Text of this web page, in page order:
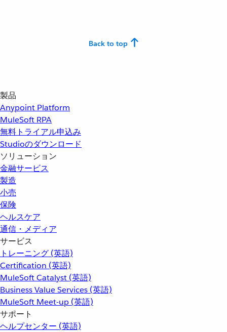
Back to top
製品
Anypoint Platform
MuleSoft RPA
無料トライアル申込み
Studioのダウンロード
ソリューション
金融サービス
製造
小売
保険
ヘルスケア
通信・メディア
サービス
トレーニング (英語)
Certification (英語)
MuleSoft Catalyst (英語)
Business Value Services (英語)
MuleSoft Meet-up (英語)
サポート
ヘルプセンター (英語)